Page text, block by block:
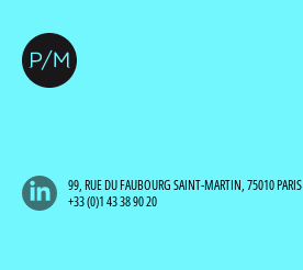
99, RUE DU FAUBOURG SAINT-MARTIN, 75010 PARIS
+33 (0)1 43 38 90 20